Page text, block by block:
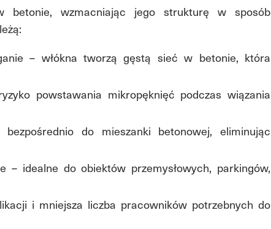
betonie, wzmacniając jego strukturę w sposób
– włókna tworzą gęstą sieć w betonie, która
powstawania mikropęknięć podczas wiązania
do mieszanki betonowej, eliminując
idealne do obiektów przemysłowych, parkingów,
i mniejsza liczba pracowników potrzebnych do